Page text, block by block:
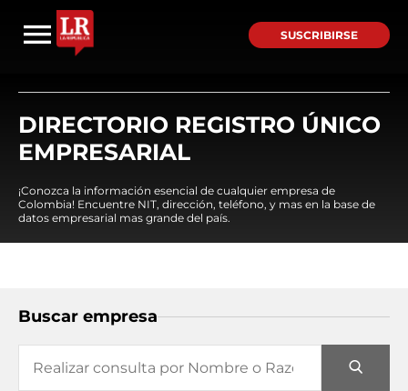
SUSCRIBIRSE
DIRECTORIO REGISTRO ÚNICO
EMPRESARIAL
¡Conozca la información esencial de cualquier empresa de
Colombia! Encuentre NIT, dirección, teléfono, y mas en la base de
datos empresarial mas grande del país.
Buscar empresa